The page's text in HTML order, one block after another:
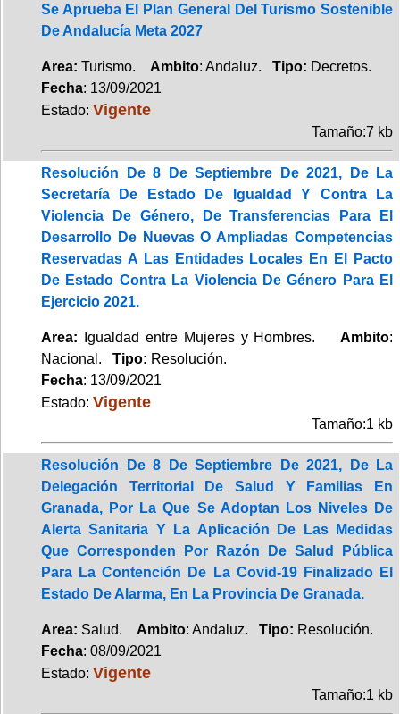
Se Aprueba El Plan General Del Turismo Sostenible
De Andalucía Meta 2027
Area: Turismo. Ambito: Andaluz. Tipo: Decretos.
Fecha: 13/09/2021
Estado: Vigente
Tamaño:7 kb
Resolución De 8 De Septiembre De 2021, De La
Secretaría De Estado De Igualdad Y Contra La
Violencia De Género, De Transferencias Para El
Desarrollo De Nuevas O Ampliadas Competencias
Reservadas A Las Entidades Locales En El Pacto
De Estado Contra La Violencia De Género Para El
Ejercicio 2021.
Area: Igualdad entre Mujeres y Hombres. Ambito:
Nacional. Tipo: Resolución.
Fecha: 13/09/2021
Estado: Vigente
Tamaño:1 kb
Resolución De 8 De Septiembre De 2021, De La
Delegación Territorial De Salud Y Familias En
Granada, Por La Que Se Adoptan Los Niveles De
Alerta Sanitaria Y La Aplicación De Las Medidas
Que Corresponden Por Razón De Salud Pública
Para La Contención De La Covid-19 Finalizado El
Estado De Alarma, En La Provincia De Granada.
Area: Salud. Ambito: Andaluz. Tipo: Resolución.
Fecha: 08/09/2021
Estado: Vigente
Tamaño:1 kb